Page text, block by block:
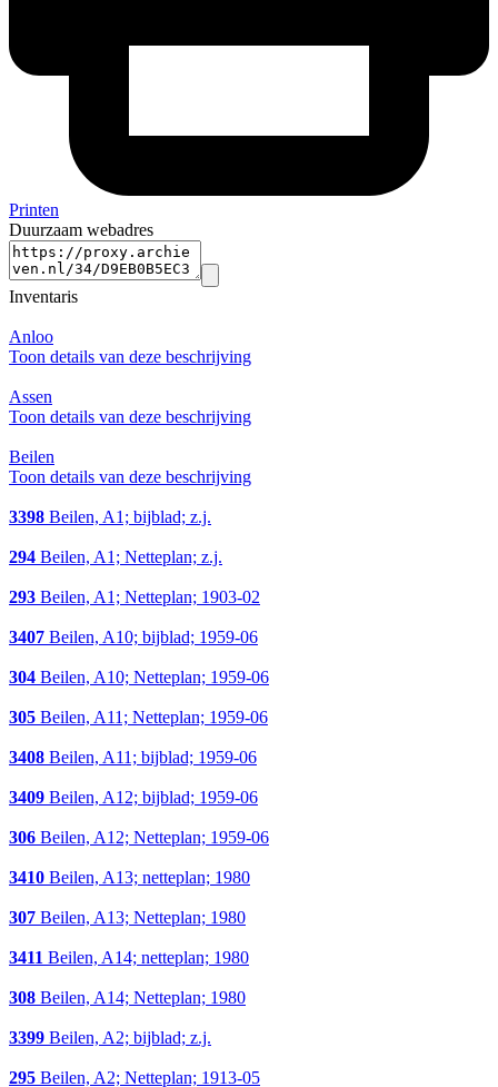
Printen
Duurzaam webadres
Inventaris
Anloo
Toon details van deze beschrijving
Assen
Toon details van deze beschrijving
Beilen
Toon details van deze beschrijving
3398 Beilen, A1; bijblad; z.j.
294 Beilen, A1; Netteplan; z.j.
293 Beilen, A1; Netteplan; 1903-02
3407 Beilen, A10; bijblad; 1959-06
304 Beilen, A10; Netteplan; 1959-06
305 Beilen, A11; Netteplan; 1959-06
3408 Beilen, A11; bijblad; 1959-06
3409 Beilen, A12; bijblad; 1959-06
306 Beilen, A12; Netteplan; 1959-06
3410 Beilen, A13; netteplan; 1980
307 Beilen, A13; Netteplan; 1980
3411 Beilen, A14; netteplan; 1980
308 Beilen, A14; Netteplan; 1980
3399 Beilen, A2; bijblad; z.j.
295 Beilen, A2; Netteplan; 1913-05